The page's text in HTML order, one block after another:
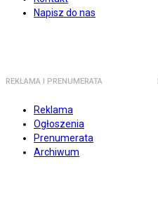
Napisz do nas
REKLAMA I PRENUMERATA
Reklama
Ogłoszenia
Prenumerata
Archiwum